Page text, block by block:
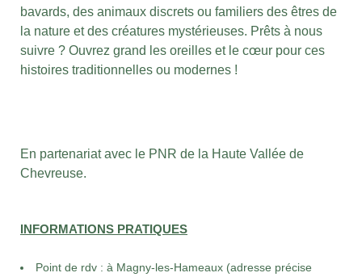
bavards, des animaux discrets ou familiers des êtres de
la nature et des créatures mystérieuses. Prêts à nous
suivre ? Ouvrez grand les oreilles et le cœur pour ces
histoires traditionnelles ou modernes !
En partenariat avec le PNR de la Haute Vallée de
Chevreuse.
INFORMATIONS PRATIQUES
Point de rdv : à Magny-les-Hameaux (adresse précise